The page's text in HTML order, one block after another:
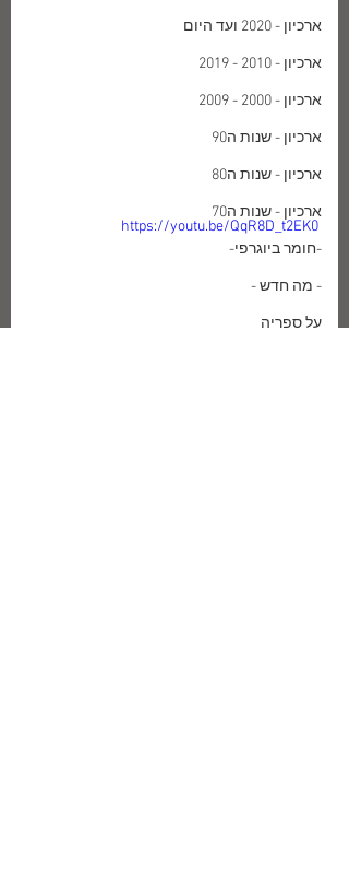
ארכיון - 2020 ועד היום
ארכיון - 2010 - 2019
ארכיון - 2000 - 2009
ארכיון - שנות ה90
ארכיון - שנות ה80
ארכיון - שנות ה70
-חומר ביוגרפי-
- מה חדש -
על ספריה
https://youtu.be/QqR8D_t2EK0